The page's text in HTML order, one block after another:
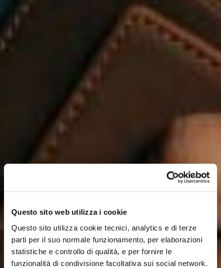
Questo sito web utilizza i cookie
Questo sito utilizza cookie tecnici, analytics e di terze
parti per il suo normale funzionamento, per elaborazioni
statistiche e controllo di qualità, e per fornire le
funzionalità di condivisione facoltativa sui social network.